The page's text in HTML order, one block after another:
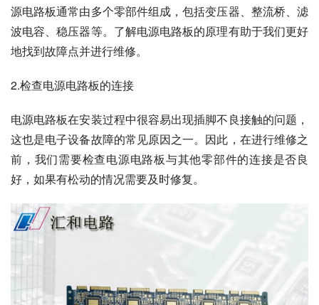
源电路板通常由多个零部件组成，包括变压器、整流桥、滤
波电容、稳压器等。了解电源电路板的原理有助于我们更好
地找到故障点并进行维修。
2.检查电源电路板的连接
电源电路板在安装过程中很容易出现插脚不良接触的问题，
这也是电子设备故障的常见原因之一。因此，在进行维修之
前，我们需要检查电源电路板与其他零部件的连接是否良
好，如果有松动的情况需要及时修复。